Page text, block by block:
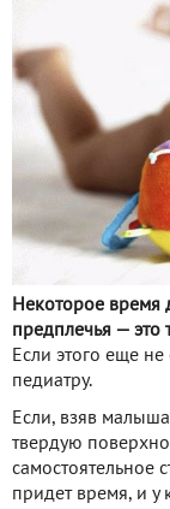
Некоторое время
предплечья — это
Если этого еще не
педиатру.
Если, взяв
твердую
самостоятельное
придет время, и у